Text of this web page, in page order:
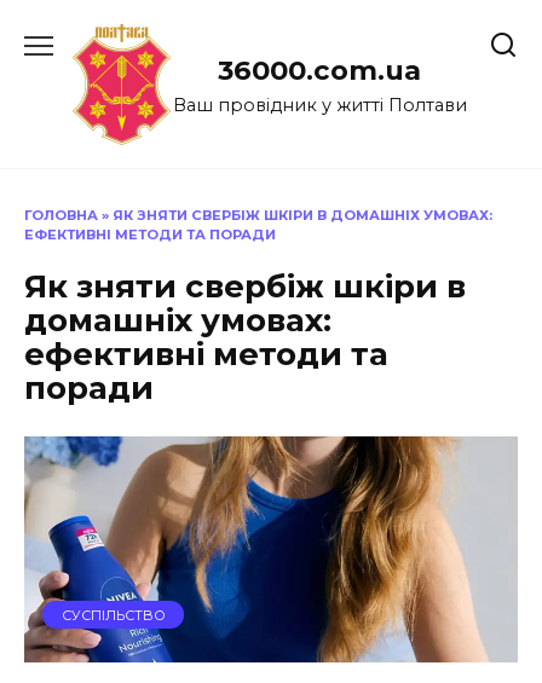
до
36000.com.ua
Ваш провідник у житті Полтави
ГОЛОВНА » ЯК ЗНЯТИ СВЕРБІЖ ШКІРИ В ДОМАШНІХ УМОВАХ:
ЕФЕКТИВНІ МЕТОДИ ТА ПОРАДИ
Як зняти свербіж шкіри в
домашніх умовах:
ефективні методи та
поради
СУСПІЛЬСТВО